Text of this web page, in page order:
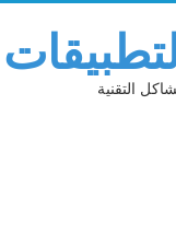
التقنية